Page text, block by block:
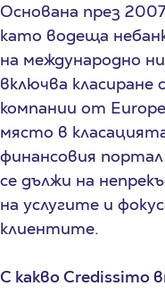
Основана през
като водеща
на международно
включва
компании от
място в
финансовия портал
се дължи на
на услугите и
клиентите.
С каквоCredissimo